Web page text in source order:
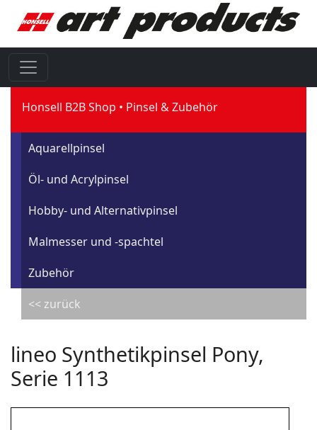
Honsell B2B Shop Pinsel & Zubehör
Aquarellpinsel
Öl- und Acrylpinsel
Hobby- und Alternativpinsel
Malmesser und -spachtel
Zubehör
<< zurück
lineo Synthetikpinsel Pony,
Serie 1113